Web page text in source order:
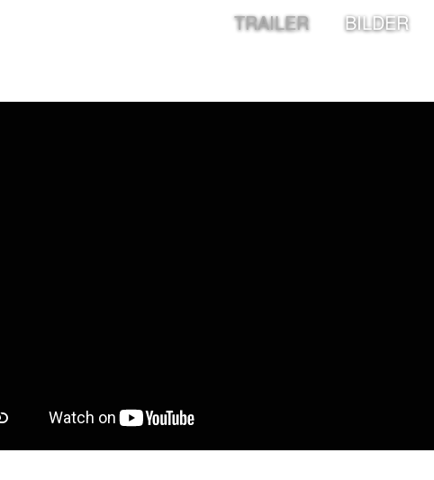
TRAILER BILDER